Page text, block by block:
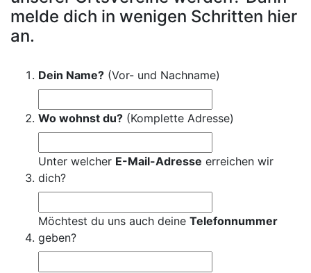
melde dich in wenigen Schritten hier
an.
Dein Name? (Vor- und Nachname)
Wo wohnst du? (Komplette Adresse)
Unter welcher E-Mail-Adresse erreichen wir
dich?
Möchtest du uns auch deine Telefonnummer
geben?